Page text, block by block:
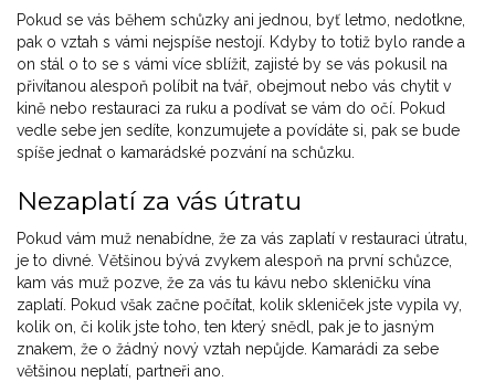
Pokud se vás během schůzky ani jednou, byť letmo, nedotkne,
pak o vztah s vámi nejspíše nestojí. Kdyby to totiž bylo rande a
on stál o to se s vámi více sblížit, zajisté by se vás pokusil na
přivítanou alespoň políbit na tvář, obejmout nebo vás chytit v
kině nebo restauraci za ruku a podívat se vám do očí. Pokud
vedle sebe jen sedíte, konzumujete a povídáte si, pak se bude
spíše jednat o kamarádské pozvání na schůzku.
Nezaplatí za vás útratu
Pokud vám muž nenabídne, že za vás zaplatí v restauraci útratu,
je to divné. Většinou bývá zvykem alespoň na první schůzce,
kam vás muž pozve, že za vás tu kávu nebo skleničku vína
zaplatí. Pokud však začne počítat, kolik skleniček jste vypila vy,
kolik on, či kolik jste toho, ten který snědl, pak je to jasným
znakem, že o žádný nový vztah nepůjde. Kamarádi za sebe
většinou neplatí, partneři ano.